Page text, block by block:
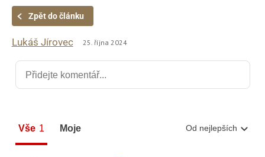
Zpět do článku
Lukáš Jírovec 25. října 2024